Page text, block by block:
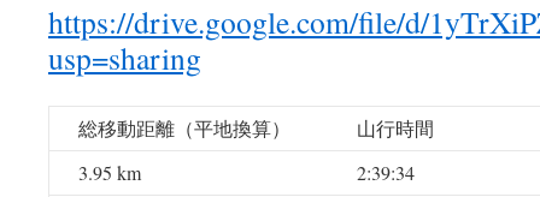
https://drive.google.com/file/d/
usp=sharing
総移動距離（平地換算）
山行時間
3.95 km
2:39:34